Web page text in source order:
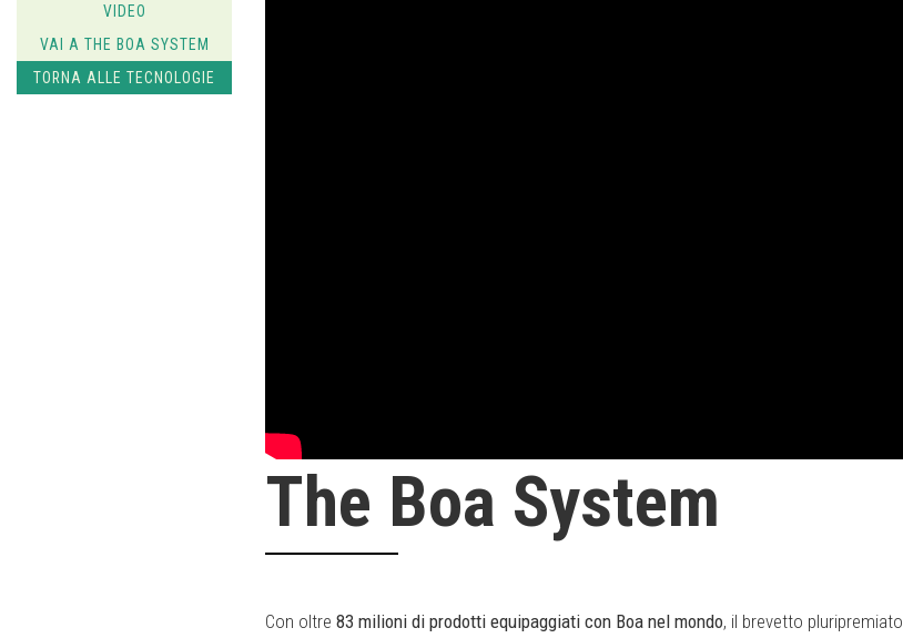
VIDEO
VAI A THE BOA SYSTEM
TORNA ALLE TECNOLOGIE
The Boa System
Con oltre 83 milioni di prodotti equipaggiati con Boa nel mondo, il brevetto pluripremiato